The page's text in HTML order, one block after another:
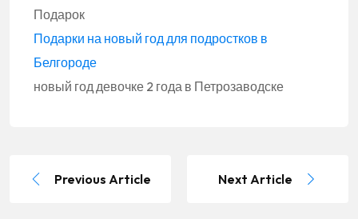
Подарок
Подарки на новый год для подростков в
Белгороде
новый год девочке 2 года в Петрозаводске
Previous Article Next Article